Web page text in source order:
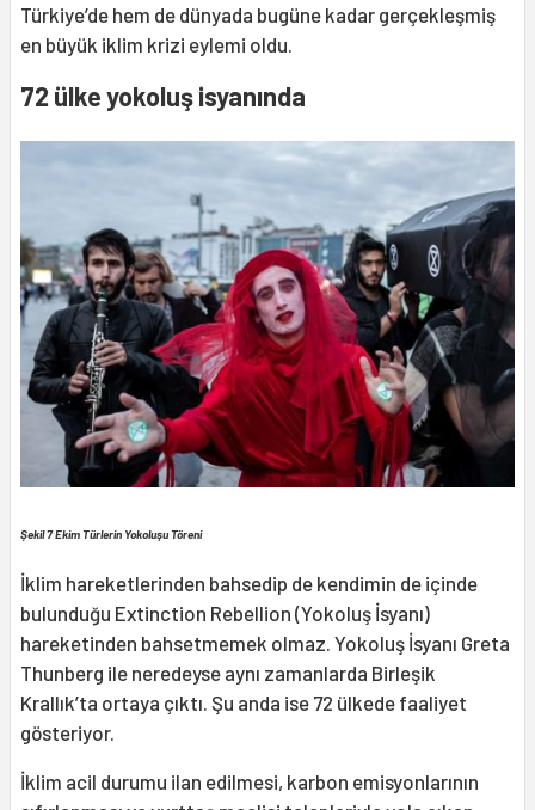
Türkiye’de hem de dünyada bugüne kadar gerçekleşmiş
en büyük iklim krizi eylemi oldu.
72 ülke yokoluş isyanında
Şekil 7 Ekim Türlerin Yokoluşu Töreni
İklim hareketlerinden bahsedip de kendimin de içinde
bulunduğu Extinction Rebellion (Yokoluş İsyanı)
hareketinden bahsetmemek olmaz. Yokoluş İsyanı Greta
Thunberg ile neredeyse aynı zamanlarda Birleşik
Krallık’ta ortaya çıktı. Şu anda ise 72 ülkede faaliyet
gösteriyor.
İklim acil durumu ilan edilmesi, karbon emisyonlarının